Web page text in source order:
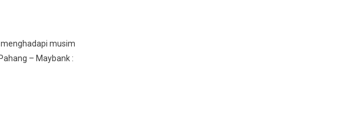
musim
– Maybank :